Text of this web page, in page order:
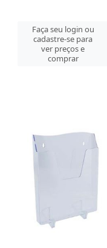
Faça seu login ou
cadastre-se para
ver preços e
comprar